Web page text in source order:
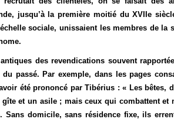
jusqu’à la première moitié du XVIIe
sociale, unissaient les membres de la
des revendications souvent
passé. Par exemple, dans les pages
été prononcé par Tibérius : « Les bêtes,
et un asile ; mais ceux qui combattent et
Sans domicile, sans résidence fixe, ils